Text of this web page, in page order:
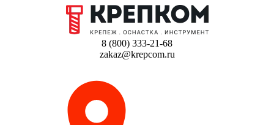
8 (800) 333-21-68
zakaz@krepcom.ru